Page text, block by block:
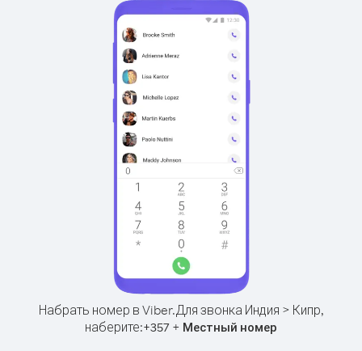
Набрать номер в Viber.Для звонка Индия > Кипр,
наберите:+357 + Местный номер